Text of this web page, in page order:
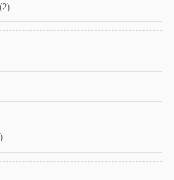
(2)